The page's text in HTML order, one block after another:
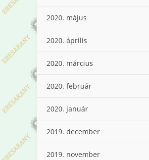
2020. május
2020. április
2020. március
2020. február
2020. január
2019. december
2019. november